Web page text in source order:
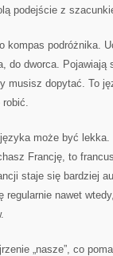
podejście z
podróżnika.
do dworca.
musisz dopytać. To
może być
Francję, to
staje się bardziej
nawet
„nasze”, co